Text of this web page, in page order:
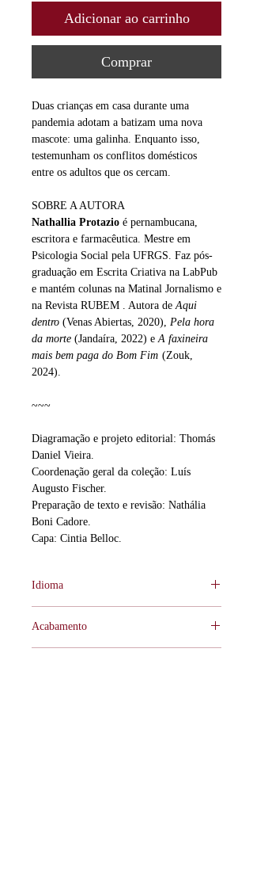
Adicionar ao carrinho
Comprar
Duas crianças em casa durante uma
pandemia adotam a batizam uma nova
mascote: uma galinha. Enquanto isso,
testemunham os conflitos domésticos
entre os adultos que os cercam.
SOBRE A AUTORA
Nathallia Protazio é pernambucana,
escritora e farmacêutica. Mestre em
Psicologia Social pela UFRGS. Faz pós-
graduação em Escrita Criativa na LabPub
e mantém colunas na Matinal Jornalismo e
na Revista RUBEM . Autora deAqui
dentro (Venas Abiertas, 2020), Pela hora
da morte (Jandaíra, 2022) eA faxineira
mais bem paga do Bom Fim (Zouk,
2024).
~~~
Diagramação e projeto editorial: Thomás
Daniel Vieira.
Coordenação geral da coleção: Luís
Augusto Fischer.
Preparação de texto e revisão: Nathália
Boni Cadore.
Capa: Cintia Belloc.
Idioma
Acabamento